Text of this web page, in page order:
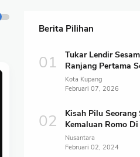
Berita Pilihan
Tukar Lendir
Ranjang Pertama
Kota Kupang
Februari 07, 2026
Kisah Pilu
Kemaluan Romo
Nusantara
Februari 02, 2024